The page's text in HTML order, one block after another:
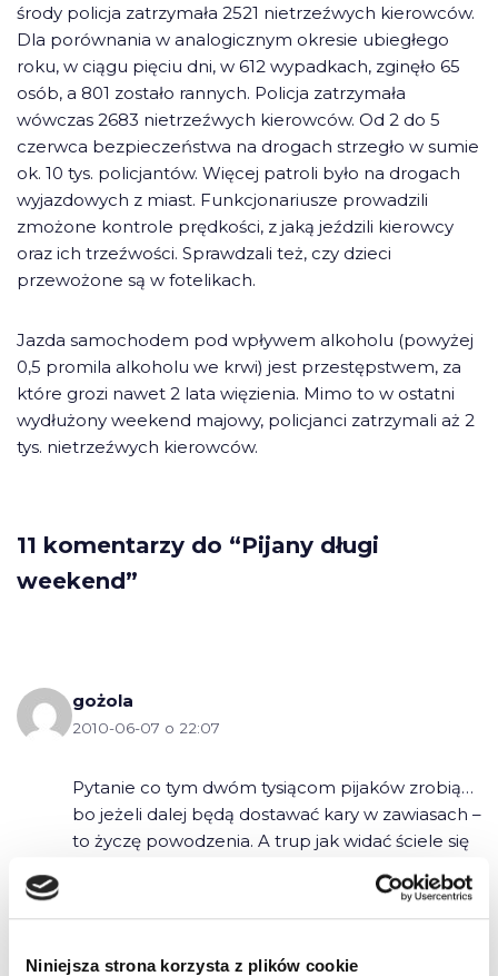
Niniejsza strona korzysta z plików cookie
środy policja zatrzymała 2521 nietrzeźwych kierowców.
Dla porównania w analogicznym okresie ubiegłego
roku, w ciągu pięciu dni, w 612 wypadkach, zginęło 65
osób, a 801 zostało rannych. Policja zatrzymała
wówczas 2683 nietrzeźwych kierowców. Od 2 do 5
czerwca bezpieczeństwa na drogach strzegło w sumie
ok. 10 tys. policjantów. Więcej patroli było na drogach
wyjazdowych z miast. Funkcjonariusze prowadzili
zmożone kontrole prędkości, z jaką jeździli kierowcy
oraz ich trzeźwości. Sprawdzali też, czy dzieci
przewożone są w fotelikach.
Jazda samochodem pod wpływem alkoholu (powyżej
0,5 promila alkoholu we krwi) jest przestępstwem, za
które grozi nawet 2 lata więzienia. Mimo to w ostatni
wydłużony weekend majowy, policjanci zatrzymali aż 2
tys. nietrzeźwych kierowców.
11 komentarzy do “Pijany długi
weekend”
gożola
2010-06-07 o 22:07
Pytanie co tym dwóm tysiącom pijaków zrobią…
bo jeżeli dalej będą dostawać kary w zawiasach –
to życzę powodzenia. A trup jak widać ściele się